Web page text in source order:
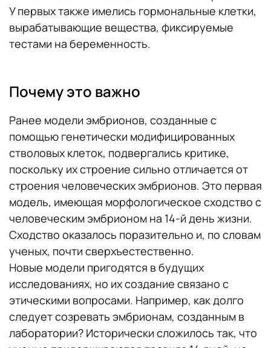
У первых также имелись гормональные клетки,
вырабатывающие вещества, фиксируемые
тестами на беременность.
Почему это важно
Ранее модели эмбрионов, созданные с
помощью генетически модифицированных
стволовых клеток, подвергались критике,
поскольку их строение сильно отличается от
строения человеческих эмбрионов. Это первая
модель, имеющая морфологическое сходство с
человеческим эмбрионом на 14-й день жизни.
Сходство оказалось поразительно и, по словам
ученых, почти сверхъестественно.
Новые модели пригодятся в будущих
исследованиях, но их создание связано с
этическими вопросами. Например, как долго
следует созревать эмбрионам, созданным в
лаборатории? Исторически сложилось так, что